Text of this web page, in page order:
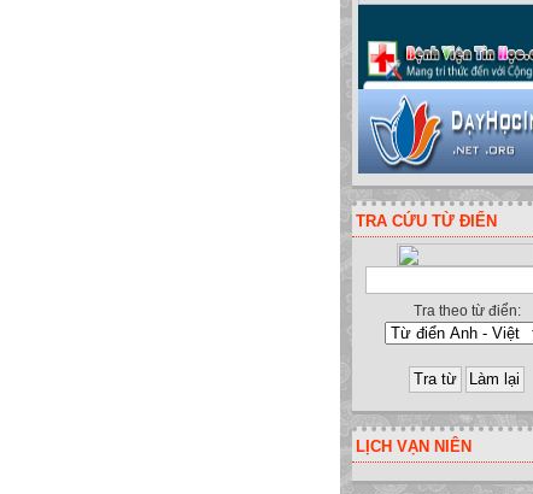
TRA CỨU TỪ ĐIỂN
Tra theo từ điển:
LỊCH VẠN NIÊN